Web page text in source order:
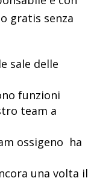
gratis senza
sale delle
funzioni
team a
ossigeno  ha
una volta il